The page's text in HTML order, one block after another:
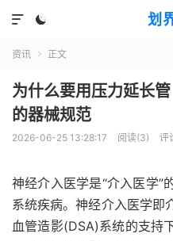
划


资讯  正文
为什么要用压力延长
的器械规范
2026-06-25 13:28:17 阅读(3) 评
神经介入医学是“介入医学”
系统疾病。神经介入医学即
血管造影(DSA)系统的支持